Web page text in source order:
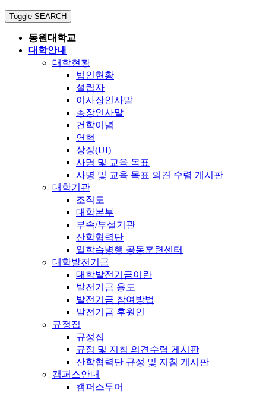
Toggle SEARCH
동원대학교
대학안내
대학현황
법인현황
설립자
이사장인사말
총장인사말
건학이념
연혁
상징(UI)
사명 및 교육 목표
사명 및 교육 목표 의견 수렴 게시판
대학기관
조직도
대학본부
부속/부설기관
산학협력단
일학습병행 공동훈련센터
대학발전기금
대학발전기금이란
발전기금 용도
발전기금 참여방법
발전기금 후원인
규정집
규정집
규정 및 지침 의견수렴 게시판
산학협력단 규정 및 지침 게시판
캠퍼스안내
캠퍼스투어